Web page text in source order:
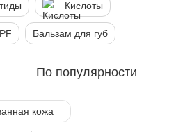
Кислоты
Бальзам для губ
По популярности
кожа